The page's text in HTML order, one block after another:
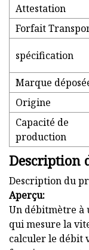
Attestation
Forfait
spécification
Marque
Origine
Capacité de
production
Description
Description du
Aperçu:
Un débitmètre à
qui mesure la
calculer le débit